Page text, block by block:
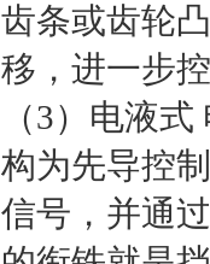
齿条或齿轮
移，进一步
（3）电液
构为先导控
信号，并通